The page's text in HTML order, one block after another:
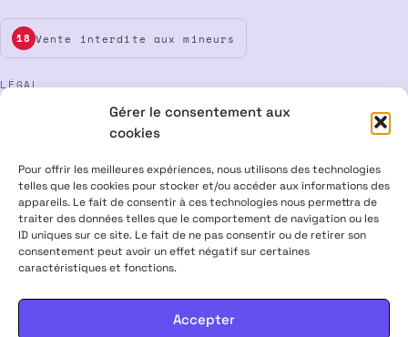
Gérer le consentement aux
cookies
Pour offrir les meilleures expériences, nous utilisons des technologies
telles que les cookies pour stocker et/ou accéder aux informations des
appareils. Le fait de consentir à ces technologies nous permettra de
traiter des données telles que le comportement de navigation ou les
ID uniques sur ce site. Le fait de ne pas consentir ou de retirer son
consentement peut avoir un effet négatif sur certaines
caractéristiques et fonctions.
Accepter
18 Vente interdite aux mineurs
LÉGAL
CGV Confidentialité
Cookies
ALPHA X CBD Shop © 2026 · Tous droits réservés
Visa
Mastercard CB
PRODUITS CONTENANT MOINS DE 0,3 % DE THC, CONFORMES À LA
INTERDITS AUX FEMMES ENCEINTES & ALLAITANTES · NE PAS
CONDUIRE APRÈS USAGE · VENTE INTERDITE AUX MINEURS